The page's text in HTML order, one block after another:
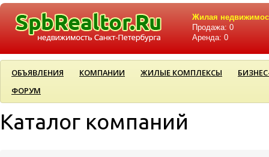
Жилая
Продажа: 0
Аренда: 0
ОБЪЯВЛЕНИЯ КОМПАНИИ ЖИЛЫЕ КОМПЛЕКСЫ
ФОРУМ
Каталог компаний